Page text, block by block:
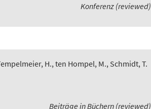
Konferenz (reviewed)
H., ten Hompel, M., Schmidt, T.
Beiträge in Büchern (reviewed)